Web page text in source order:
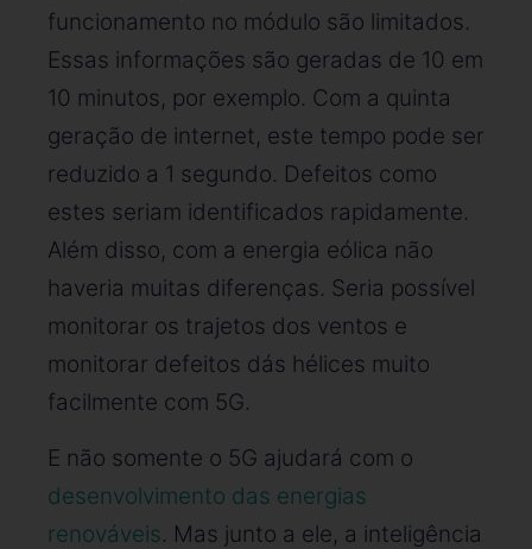
funcionamento no módulo são limitados.
Essas informações são geradas de 10 em
10 minutos, por exemplo. Com a quinta
geração de internet, este tempo pode ser
reduzido a 1 segundo. Defeitos como
estes seriam identificados rapidamente.
Além disso, com a energia eólica não
haveria muitas diferenças. Seria possível
monitorar os trajetos dos ventos e
monitorar defeitos dás hélices muito
facilmente com 5G.
E não somente o 5G ajudará com o
desenvolvimento das energias
renováveis. Mas junto a ele, a inteligência